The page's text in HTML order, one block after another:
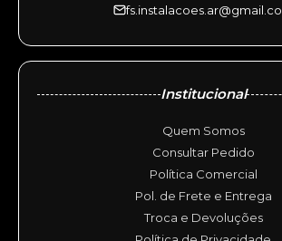
Institucional
Quem Somos
Consultar Pedido
Política Comercial
Pol. de Frete e Entrega
Troca e Devoluções